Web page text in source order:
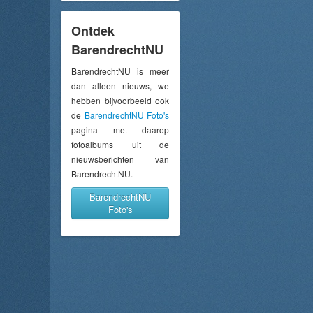
Ontdek
BarendrechtNU
BarendrechtNU is meer
dan alleen nieuws, we
hebben bijvoorbeeld ook
de BarendrechtNU Foto's
pagina met daarop
fotoalbums uit de
nieuwsberichten van
BarendrechtNU.
BarendrechtNU
Foto's